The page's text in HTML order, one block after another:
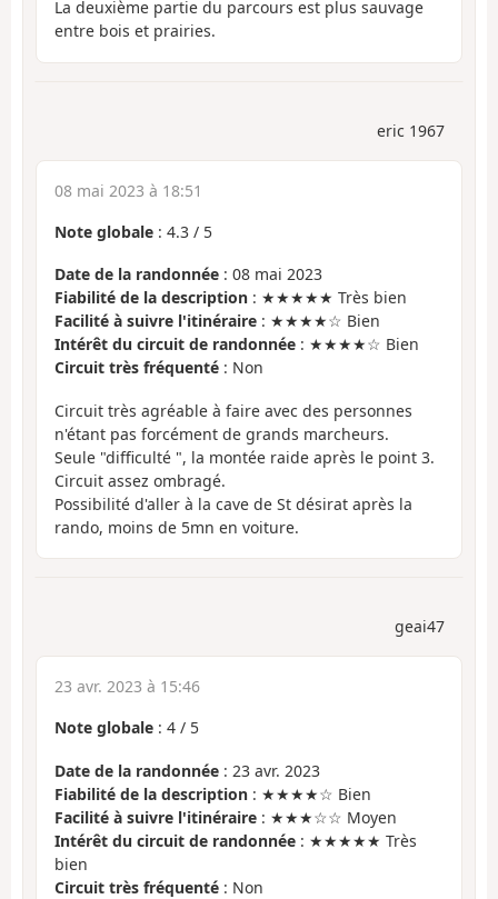
La deuxième partie du parcours est plus sauvage
entre bois et prairies.
eric 1967
08 mai 2023 à 18:51
Note globale : 4.3 / 5
Date de la randonnée : 08 mai 2023
Fiabilité de la description : ★★★★★ Très bien
Facilité à suivre l'itinéraire : ★★★★☆ Bien
Intérêt du circuit de randonnée : ★★★★☆ Bien
Circuit très fréquenté : Non
Circuit très agréable à faire avec des personnes
n'étant pas forcément de grands marcheurs.
Seule "difficulté ", la montée raide après le point 3.
Circuit assez ombragé.
Possibilité d'aller à la cave de St désirat après la
rando, moins de 5mn en voiture.
geai47
23 avr. 2023 à 15:46
Note globale : 4 / 5
Date de la randonnée : 23 avr. 2023
Fiabilité de la description : ★★★★☆ Bien
Facilité à suivre l'itinéraire : ★★★☆☆ Moyen
Intérêt du circuit de randonnée : ★★★★★ Très
bien
Circuit très fréquenté : Non